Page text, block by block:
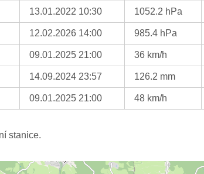
13.01.2022 10:30 1052.2 hPa
12.02.2026 14:00 985.4 hPa
09.01.2025 21:00 36 km/h
14.09.2024 23:57 126.2 mm
09.01.2025 21:00 48 km/h
stanice.